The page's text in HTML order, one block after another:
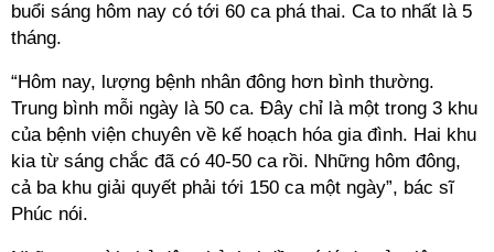
buổi sáng hôm nay có tới 60 ca phá thai. Ca to nhất là 5
tháng.
“Hôm nay, lượng bệnh nhân đông hơn bình thường.
Trung bình mỗi ngày là 50 ca. Đây chỉ là một trong 3 khu
của bệnh viện chuyên về kế hoạch hóa gia đình. Hai khu
kia từ sáng chắc đã có 40-50 ca rồi. Những hôm đông,
cả ba khu giải quyết phải tới 150 ca một ngày”, bác sĩ
Phúc nói.